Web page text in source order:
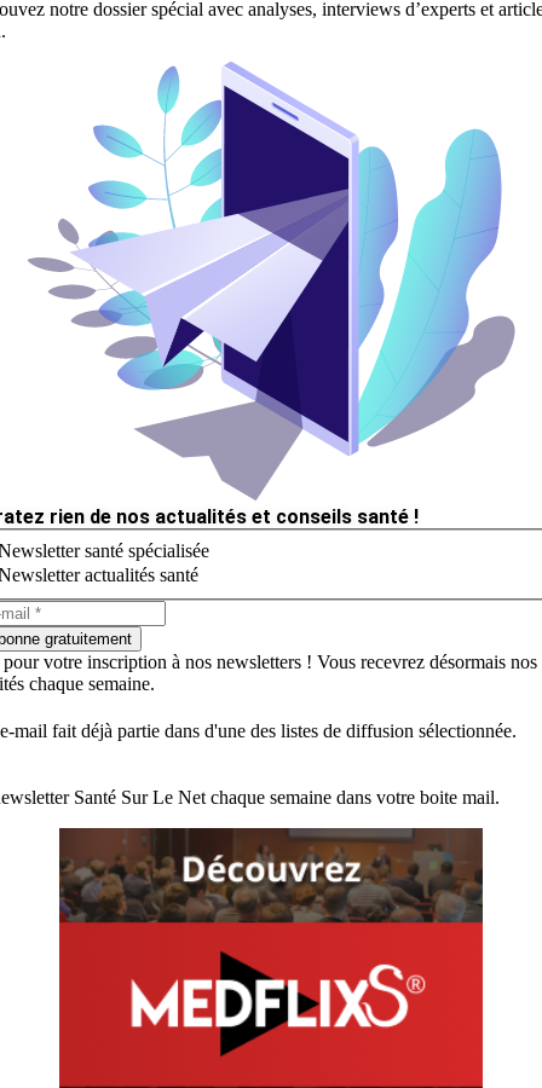
notre dossier spécial avec analyses, interviews d’experts et
rien de nos actualités et conseils santé !
santé spécialisée
actualités santé
gratuitement
votre inscription à nos newsletters ! Vous recevrez désormais nos
chaque semaine.
mail fait déjà partie dans d'une des listes de diffusion sélectionnée.
Santé Sur Le Net chaque semaine dans votre boite mail.